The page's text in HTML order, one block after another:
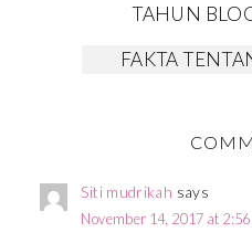
TAHUN
FAKTA
Siti mudrikah says
November 14, 2017 at 2:56